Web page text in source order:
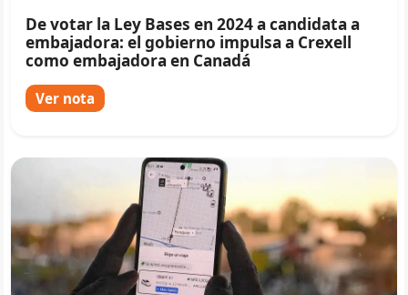
De votar la Ley Bases en 2024 a candidata a
embajadora: el gobierno impulsa a Crexell
como embajadora en Canadá
Ver nota